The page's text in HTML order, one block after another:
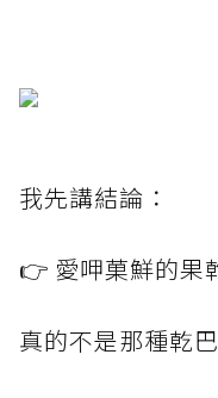
我先講結論：
👉 愛呷菓鮮的果
真的不是那種乾